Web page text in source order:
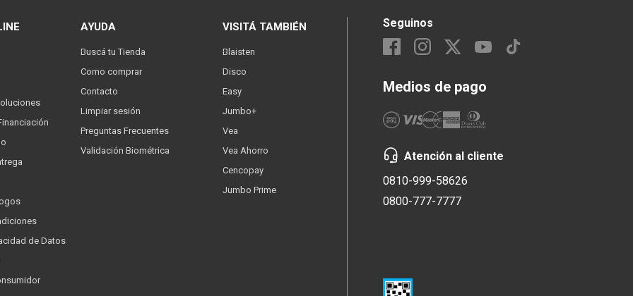
de Datos
AYUDA
Buscá tu Tienda
Como comprar
Contacto
Limpiar sesión
Preguntas Frecuentes
Validación Biométrica
VISITÁ TAMBIÉN
Blaisten
Disco
Easy
Jumbo+
Vea
Vea Ahorro
Cencopay
Jumbo Prime
Seguinos
Medios de pago
Atención al cliente
0810-999-58626
0800-777-7777